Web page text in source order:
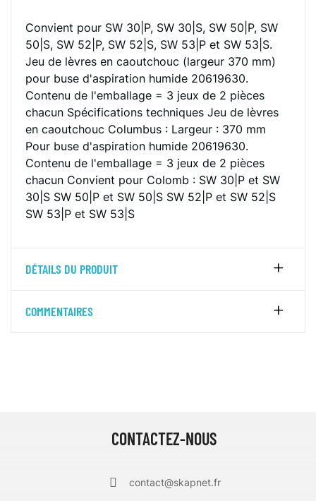
Convient pour SW 30|P, SW 30|S, SW 50|P, SW
50|S, SW 52|P, SW 52|S, SW 53|P et SW 53|S.
Jeu de lèvres en caoutchouc (largeur 370 mm)
pour buse d'aspiration humide 20619630.
Contenu de l'emballage = 3 jeux de 2 pièces
chacun Spécifications techniques Jeu de lèvres
en caoutchouc Columbus : Largeur : 370 mm
Pour buse d'aspiration humide 20619630.
Contenu de l'emballage = 3 jeux de 2 pièces
chacun Convient pour Colomb : SW 30|P et SW
30|S SW 50|P et SW 50|S SW 52|P et SW 52|S
SW 53|P et SW 53|S
DÉTAILS DU PRODUIT
COMMENTAIRES
CONTACTEZ-NOUS
contact@skapnet.fr